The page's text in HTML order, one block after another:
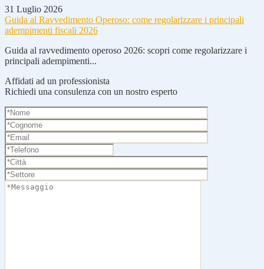
31 Luglio 2026
Guida al Ravvedimento Operoso: come regolarizzare i principali
adempimenti fiscali 2026
Guida al ravvedimento operoso 2026: scopri come regolarizzare i
principali adempimenti...
Affidati ad un professionista
Richiedi una consulenza con un nostro esperto